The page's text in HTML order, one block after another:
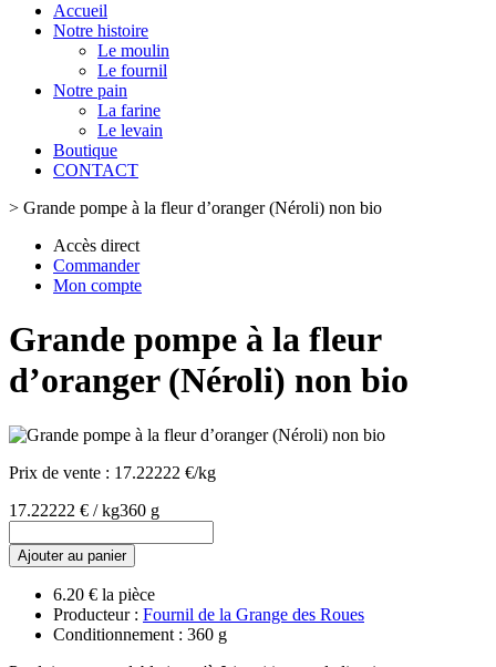
Accueil
Notre histoire
Le moulin
Le fournil
Notre pain
La farine
Le levain
Boutique
CONTACT
> Grande pompe à la fleur d’oranger (Néroli) non bio
Accès direct
Commander
Mon compte
Grande pompe à la fleur
d’oranger (Néroli) non bio
Prix de vente : 17.22222 €/kg
17.22222 € / kg360 g
Ajouter au panier
6.20 € la pièce
Producteur : Fournil de la Grange des Roues
Conditionnement : 360 g